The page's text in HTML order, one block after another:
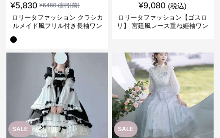
¥5,830 ¥6480(割引前)
ロリータファッション クラシカ
ルメイド風フリル付き長袖ワン
¥9,080 (税込)
ロリータファッション【ゴスロ
リ】 宮廷風レース重ね姫袖ワン
SALE SALE